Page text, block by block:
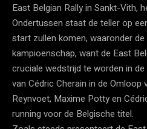
East Belgian Rally in Sankt-Vith,
Ondertussen staat de teller op
start zullen komen, waaronder
kampioenschap, want de East
cruciale wedstrijd te worden in
van Cédric Cherain in de Omloop
Reynvoet, Maxime Potty en
running voor de Belgische titel.